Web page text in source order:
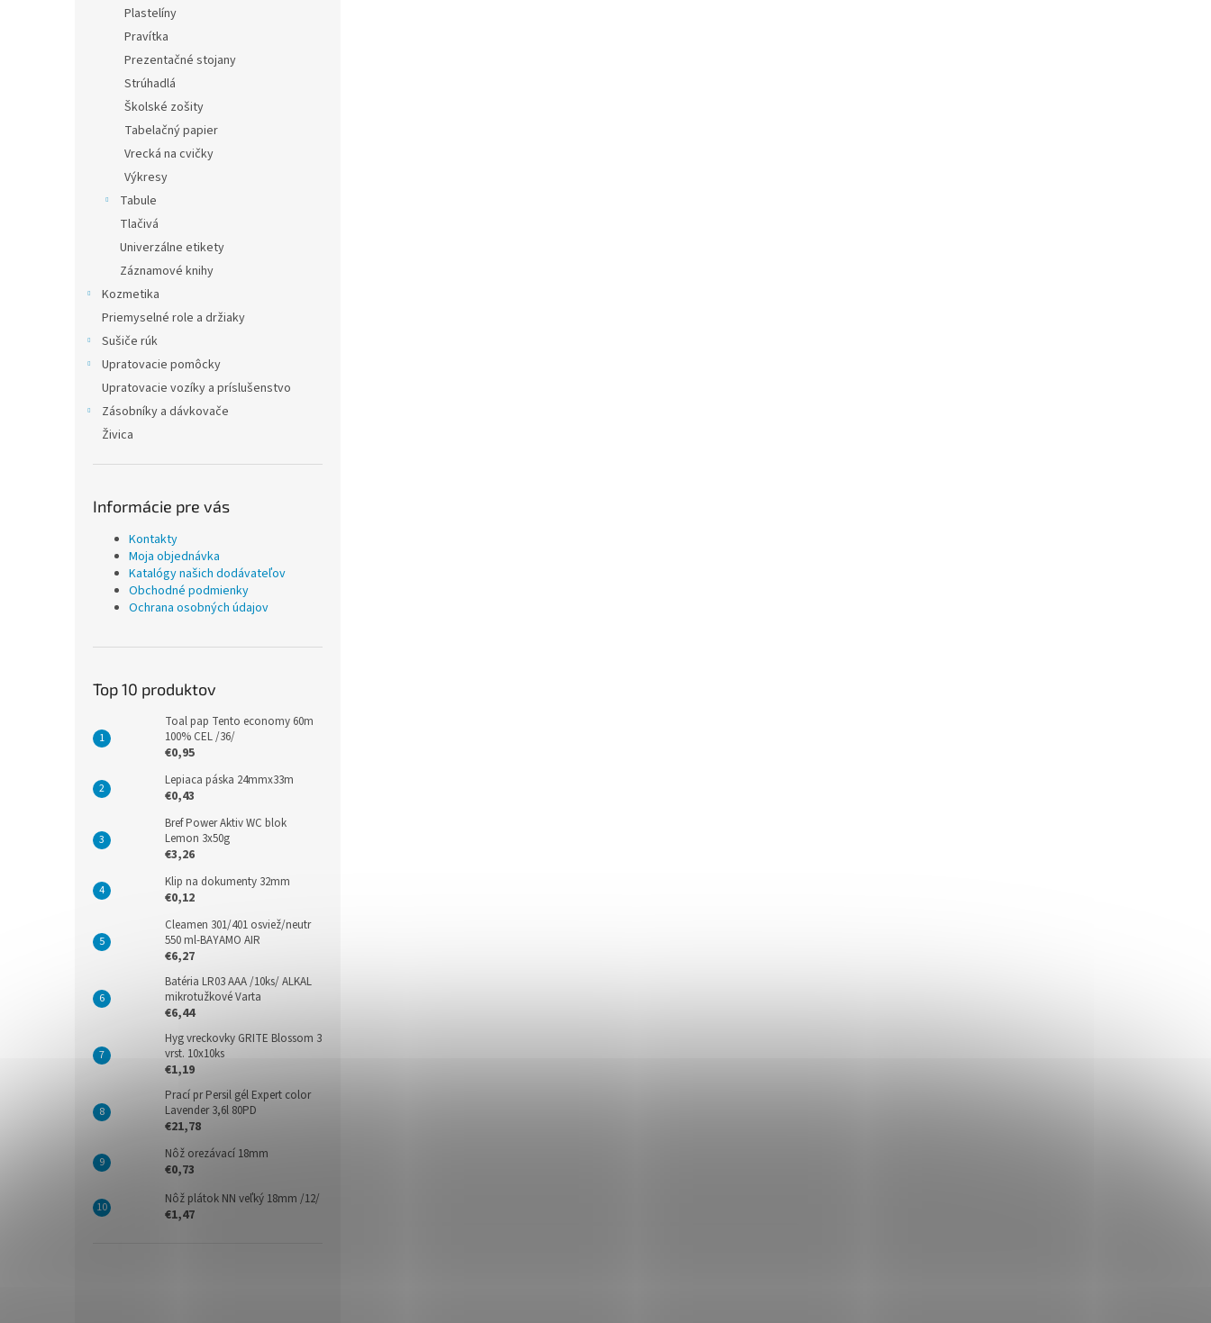
Plastelíny
Pravítka
Prezentačné stojany
Strúhadlá
Školské zošity
Tabelačný papier
Vrecká na cvičky
Výkresy
Tabule
Tlačivá
Univerzálne etikety
Záznamové knihy
Kozmetika
Priemyselné role a držiaky
Sušiče rúk
Upratovacie pomôcky
Upratovacie vozíky a príslušenstvo
Zásobníky a dávkovače
Živica
Informácie pre vás
Kontakty
Moja objednávka
Katalógy našich dodávateľov
Obchodné podmienky
Ochrana osobných údajov
Top 10 produktov
Toal pap Tento economy 60m
100% CEL /36/
€0,95
Lepiaca páska 24mmx33m
€0,43
Bref Power Aktiv WC blok
Lemon 3x50g
€3,26
Klip na dokumenty 32mm
€0,12
Cleamen 301/401 osviež/neutr
550 ml-BAYAMO AIR
€6,27
Batéria LR03 AAA /10ks/ ALKAL
mikrotužkové Varta
€6,44
Hyg vreckovky GRITE Blossom 3
vrst. 10x10ks
€1,19
Prací pr Persil gél Expert color
Lavender 3,6l 80PD
€21,78
Nôž orezávací 18mm
€0,73
Nôž plátok NN veľký 18mm /12/
€1,47